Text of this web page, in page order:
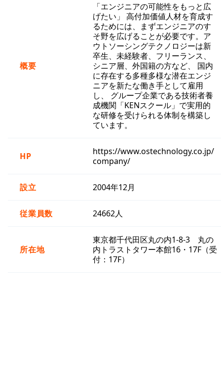
概要
「エンジニアの可能性をもっと広
げたい」 高付加価値人材を育成す
るためには、まずエンジニアのす
そ野を広げることが必要です。ア
ウトソーシングテクノロジーは新
卒生、未経験者、フリーランス、
シニア層、外国籍の方など、 国内
に存在する多種多様な潜在エンジ
ニアを新たな働き手として雇用
し、 グループ企業である技術者養
成機関「KENスクール」で実用的
な研修を受けられる体制を構築し
ています。
HP
https://www.ostechnology.co.jp/
company/
設立 2004年12月
従業員数 24662人
所在地
東京都千代田区丸の内1-8-3 丸の
内トラストタワー本館16・17F（受
付：17F）